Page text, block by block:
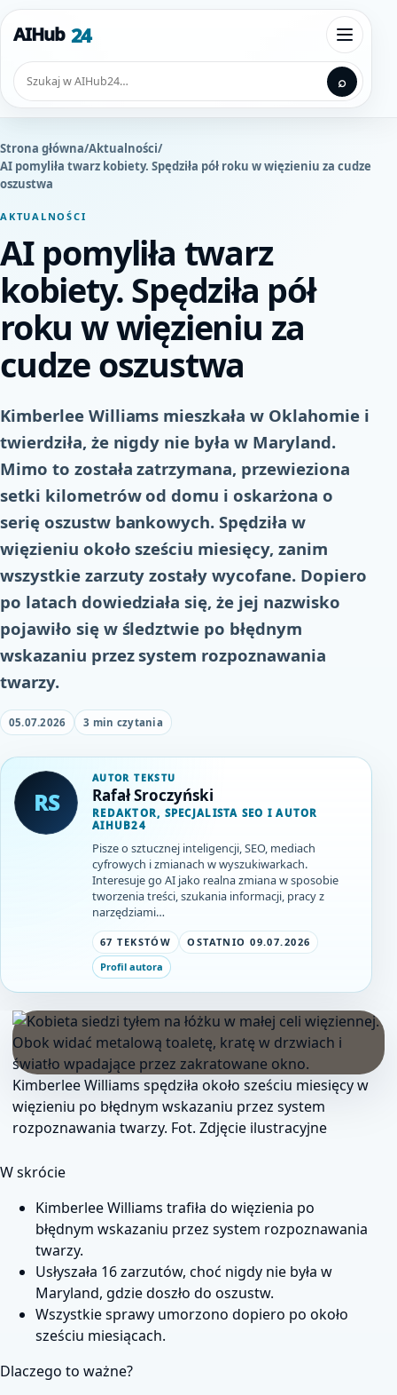
Przejdź do treści
AIHub 24
Szukaj
⌕
Strona główna/Aktualności/
AI pomyliła twarz kobiety. Spędziła pół roku w więzieniu za cudze
oszustwa
AKTUALNOŚCI
AI pomyliła twarz
kobiety. Spędziła pół
roku w więzieniu za
cudze oszustwa
Kimberlee Williams mieszkała w Oklahomie i
twierdziła, że nigdy nie była w Maryland.
Mimo to została zatrzymana, przewieziona
setki kilometrów od domu i oskarżona o
serię oszustw bankowych. Spędziła w
więzieniu około sześciu miesięcy, zanim
wszystkie zarzuty zostały wycofane. Dopiero
po latach dowiedziała się, że jej nazwisko
pojawiło się w śledztwie po błędnym
wskazaniu przez system rozpoznawania
twarzy.
05.07.2026 3 min czytania
RS
AUTOR TEKSTU
Rafał Sroczyński
REDAKTOR, SPECJALISTA SEO I AUTOR
AIHUB24
Pisze o sztucznej inteligencji, SEO, mediach
cyfrowych i zmianach w wyszukiwarkach.
Interesuje go AI jako realna zmiana w sposobie
tworzenia treści, szukania informacji, pracy z
narzędziami…
67 TEKSTÓW
OSTATNIO 09.07.2026
Profil autora
Kimberlee Williams spędziła około sześciu miesięcy w
więzieniu po błędnym wskazaniu przez system
rozpoznawania twarzy. Fot. Zdjęcie ilustracyjne
W skrócie
Kimberlee Williams trafiła do więzienia po
błędnym wskazaniu przez system rozpoznawania
twarzy.
Usłyszała 16 zarzutów, choć nigdy nie była w
Maryland, gdzie doszło do oszustw.
Wszystkie sprawy umorzono dopiero po około
sześciu miesiącach.
Dlaczego to ważne?